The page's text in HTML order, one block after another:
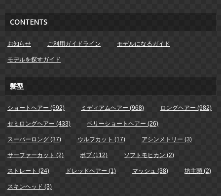
CONTENTS
お知らせ ご利用ガイドライン モデルになるガイド
モデルを探すガイド
髪型
ショートヘアー (592) ミディアムヘアー (968) ロングヘアー (982)
セミロングヘアー (433) ベリーショートヘアー (26)
スーパーロング (37) ウルフカット (17) アシンメトリー (3)
サーファーカット (2) ボブ (112) ソフトモヒカン (2)
ストレート (24) ドレッドヘアー (1) マッシュ (38) 坊主頭 (2)
スキンヘッド (3)